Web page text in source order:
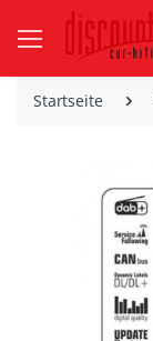
Startseite